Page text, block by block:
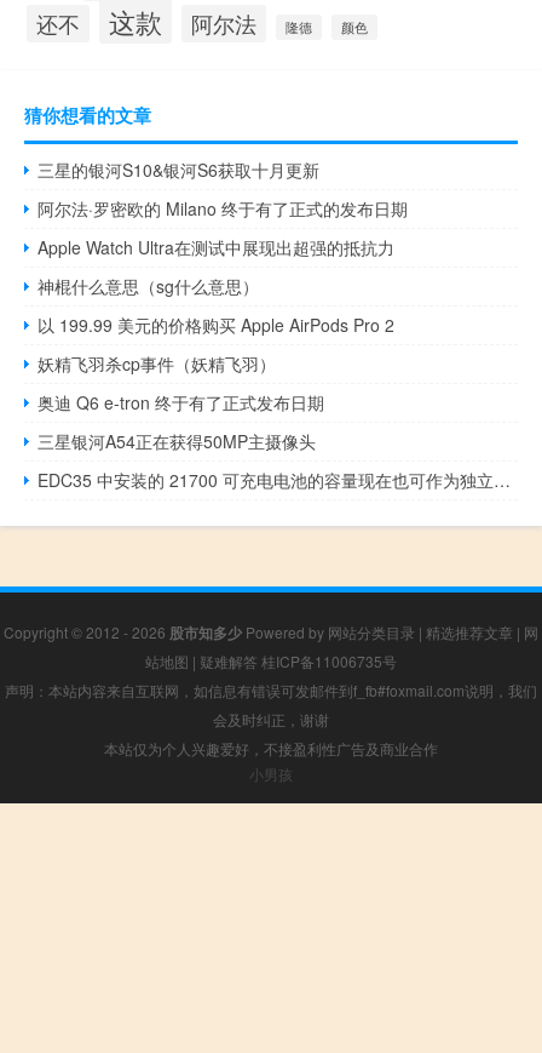
还不
这款 阿尔法 隆德 颜色
猜你想看的文章
三星的银河S10&银河S6获取十月更新
阿尔法·罗密欧的 Milano 终于有了正式的发布日期
Apple Watch Ultra在测试中展现出超强的抵抗力
神棍什么意思（sg什么意思）
以 199.99 美元的价格购买 Apple AirPods Pro 2
妖精飞羽杀cp事件（妖精飞羽）
奥迪 Q6 e-tron 终于有了正式发布日期
三星银河A54正在获得50MP主摄像头
EDC35 中安装的 21700 可充电电池的容量现在也可作为独立电池使用
Copyright © 2012 - 2026 股市知多少 Powered by 网站分类目录 | 精选推荐文章 | 网
站地图 | 疑难解答 桂ICP备11006735号
声明：本站内容来自互联网，如信息有错误可发邮件到f_fb#foxmail.com说明，我们
会及时纠正，谢谢
本站仅为个人兴趣爱好，不接盈利性广告及商业合作
小男孩